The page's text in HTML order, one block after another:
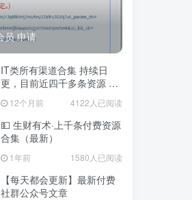
员 申请
IT类所有渠道合集 持续日
更，目前近四千多条资源 年
12个月前 4122人已阅读
💵 生财有术·上千条付费资源
合集（最新）
1年前 1580人已阅读
【每天都会更新】最新付费
社群公众号文章